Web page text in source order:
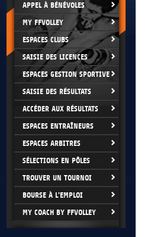
APPEL À BÉNÉVOLES
MY FFVOLLEY
ESPACES CLUBS
SAISIE DES LICENCES
ESPACES GESTION SPORTIVE
SAISIE DES RÉSULTATS
ACCÉDER AUX RÉSULTATS
ESPACES ENTRAÎNEURS
ESPACES ARBITRES
SÉLECTIONS EN PÔLES
TROUVER UN TOURNOI
BOURSE À L'EMPLOI
MY COACH BY FFVOLLEY